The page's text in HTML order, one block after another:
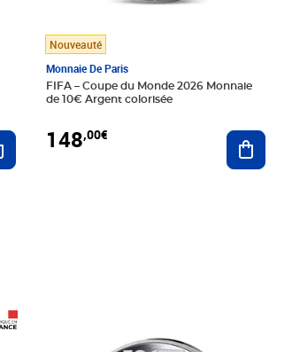
Ajouter au panier
Nouveauté
Monnaie De Paris
FIFA – Coupe du Monde 2026 Monnaie
de 10€ Argent colorisée
148,00€